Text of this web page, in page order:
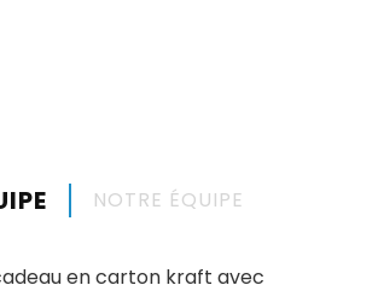
NOTRE ÉQUIPE